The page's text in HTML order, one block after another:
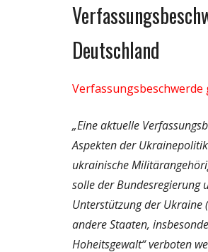
Gesellschaft
Politik
Wissenschaft
Deutschland
„Eine aktuelle
Aspekten der
ukrainische
solle der Bundesregierung
Unterstützung der Ukraine
andere Staaten,
Hoheitsgewalt“ verboten